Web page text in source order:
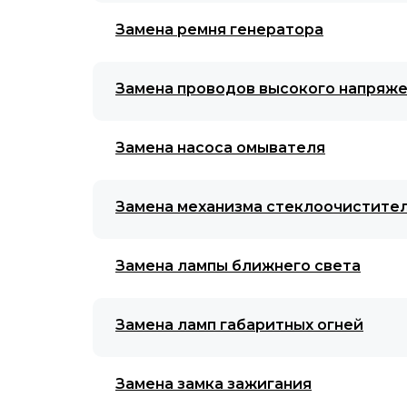
Замена ремня генератора
Замена проводов высокого
Замена насоса омывателя
Замена механизма
Замена лампы ближнего света
Замена ламп габаритных огней
Замена замка зажигания